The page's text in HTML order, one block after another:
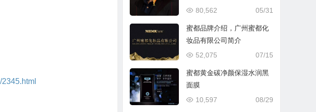
05/31
80,562
蜜都品牌介绍，广州蜜都化
妆品有限公司简介
07/15
52,075
蜜都黄金碳净颜保湿水润黑
面膜
08/29
10,597